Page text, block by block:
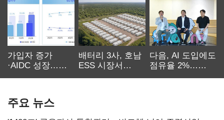
가입자 증가
·AIDC 성장…
배터리 3사, 호남
ESS 시장서
다음, AI 도입에도
점유율 2%…
주요 뉴스